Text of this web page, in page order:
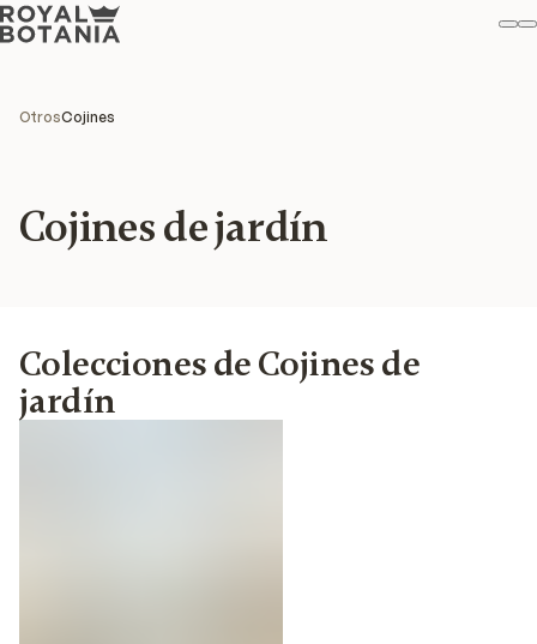
OtrosCojines
Cojines de jardín
Colecciones de Cojines de
jardín